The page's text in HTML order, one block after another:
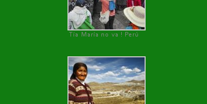
Tía María no va ! Perú